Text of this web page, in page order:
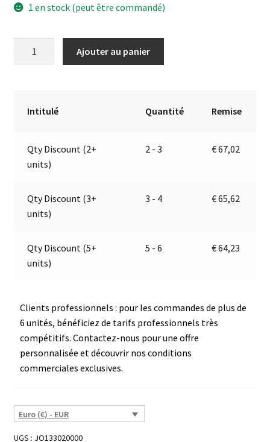
1 en stock (peut être commandé)
12V
06012
Ajouter au panier
Intitulé Quantité Remise
Qty Discount (2+
units)
2 - 3 €67,02
Qty Discount (3+
units)
3 - 4 €65,62
Qty Discount (5+
units)
5 - 6 €64,23
Clients professionnels : pour les commandes de plus de
6 unités, bénéficiez de tarifs professionnels très
compétitifs. Contactez-nous pour une offre
personnalisée et découvrir nos conditions
commerciales exclusives.
Euro (€) - EUR
UGS : JO133020000